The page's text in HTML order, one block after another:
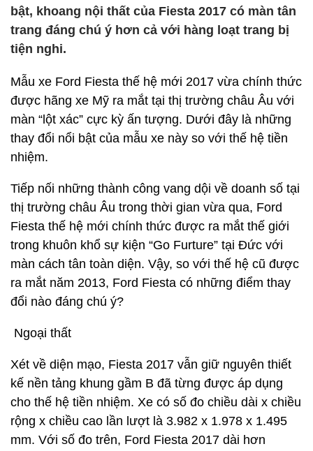
bật, khoang nội thất của Fiesta 2017 có màn tân
trang đáng chú ý hơn cả với hàng loạt trang bị
tiện nghi.
Mẫu xe Ford Fiesta thế hệ mới 2017 vừa chính thức
được hãng xe Mỹ ra mắt tại thị trường châu Âu với
màn “lột xác” cực kỳ ấn tượng. Dưới đây là những
thay đổi nổi bật của mẫu xe này so với thế hệ tiền
nhiệm.
Tiếp nối những thành công vang dội về doanh số tại
thị trường châu Âu trong thời gian vừa qua, Ford
Fiesta thế hệ mới chính thức được ra mắt thế giới
trong khuôn khổ sự kiện “Go Furture” tại Đức với
màn cách tân toàn diện. Vậy, so với thế hệ cũ được
ra mắt năm 2013, Ford Fiesta có những điểm thay
đổi nào đáng chú ý?
Ngoại thất
Xét về diện mạo, Fiesta 2017 vẫn giữ nguyên thiết
kế nền tảng khung gầm B đã từng được áp dụng
cho thế hệ tiền nhiệm. Xe có số đo chiều dài x chiều
rộng x chiều cao lần lượt là 3.982 x 1.978 x 1.495
mm. Với số đo trên, Ford Fiesta 2017 dài hơn